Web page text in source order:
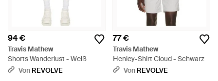
94 €
Travis Mathew
Shorts Wanderlust - Weiß
Von REVOLVE
77 €
Travis Mathew
Henley-Shirt Cloud - Schwarz
Von REVOLVE